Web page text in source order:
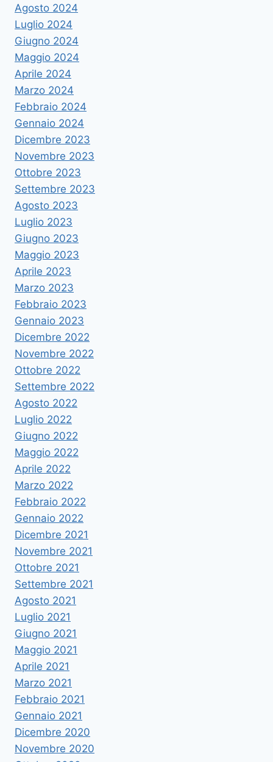
Agosto 2024
Luglio 2024
Giugno 2024
Maggio 2024
Aprile 2024
Marzo 2024
Febbraio 2024
Gennaio 2024
Dicembre 2023
Novembre 2023
Ottobre 2023
Settembre 2023
Agosto 2023
Luglio 2023
Giugno 2023
Maggio 2023
Aprile 2023
Marzo 2023
Febbraio 2023
Gennaio 2023
Dicembre 2022
Novembre 2022
Ottobre 2022
Settembre 2022
Agosto 2022
Luglio 2022
Giugno 2022
Maggio 2022
Aprile 2022
Marzo 2022
Febbraio 2022
Gennaio 2022
Dicembre 2021
Novembre 2021
Ottobre 2021
Settembre 2021
Agosto 2021
Luglio 2021
Giugno 2021
Maggio 2021
Aprile 2021
Marzo 2021
Febbraio 2021
Gennaio 2021
Dicembre 2020
Novembre 2020